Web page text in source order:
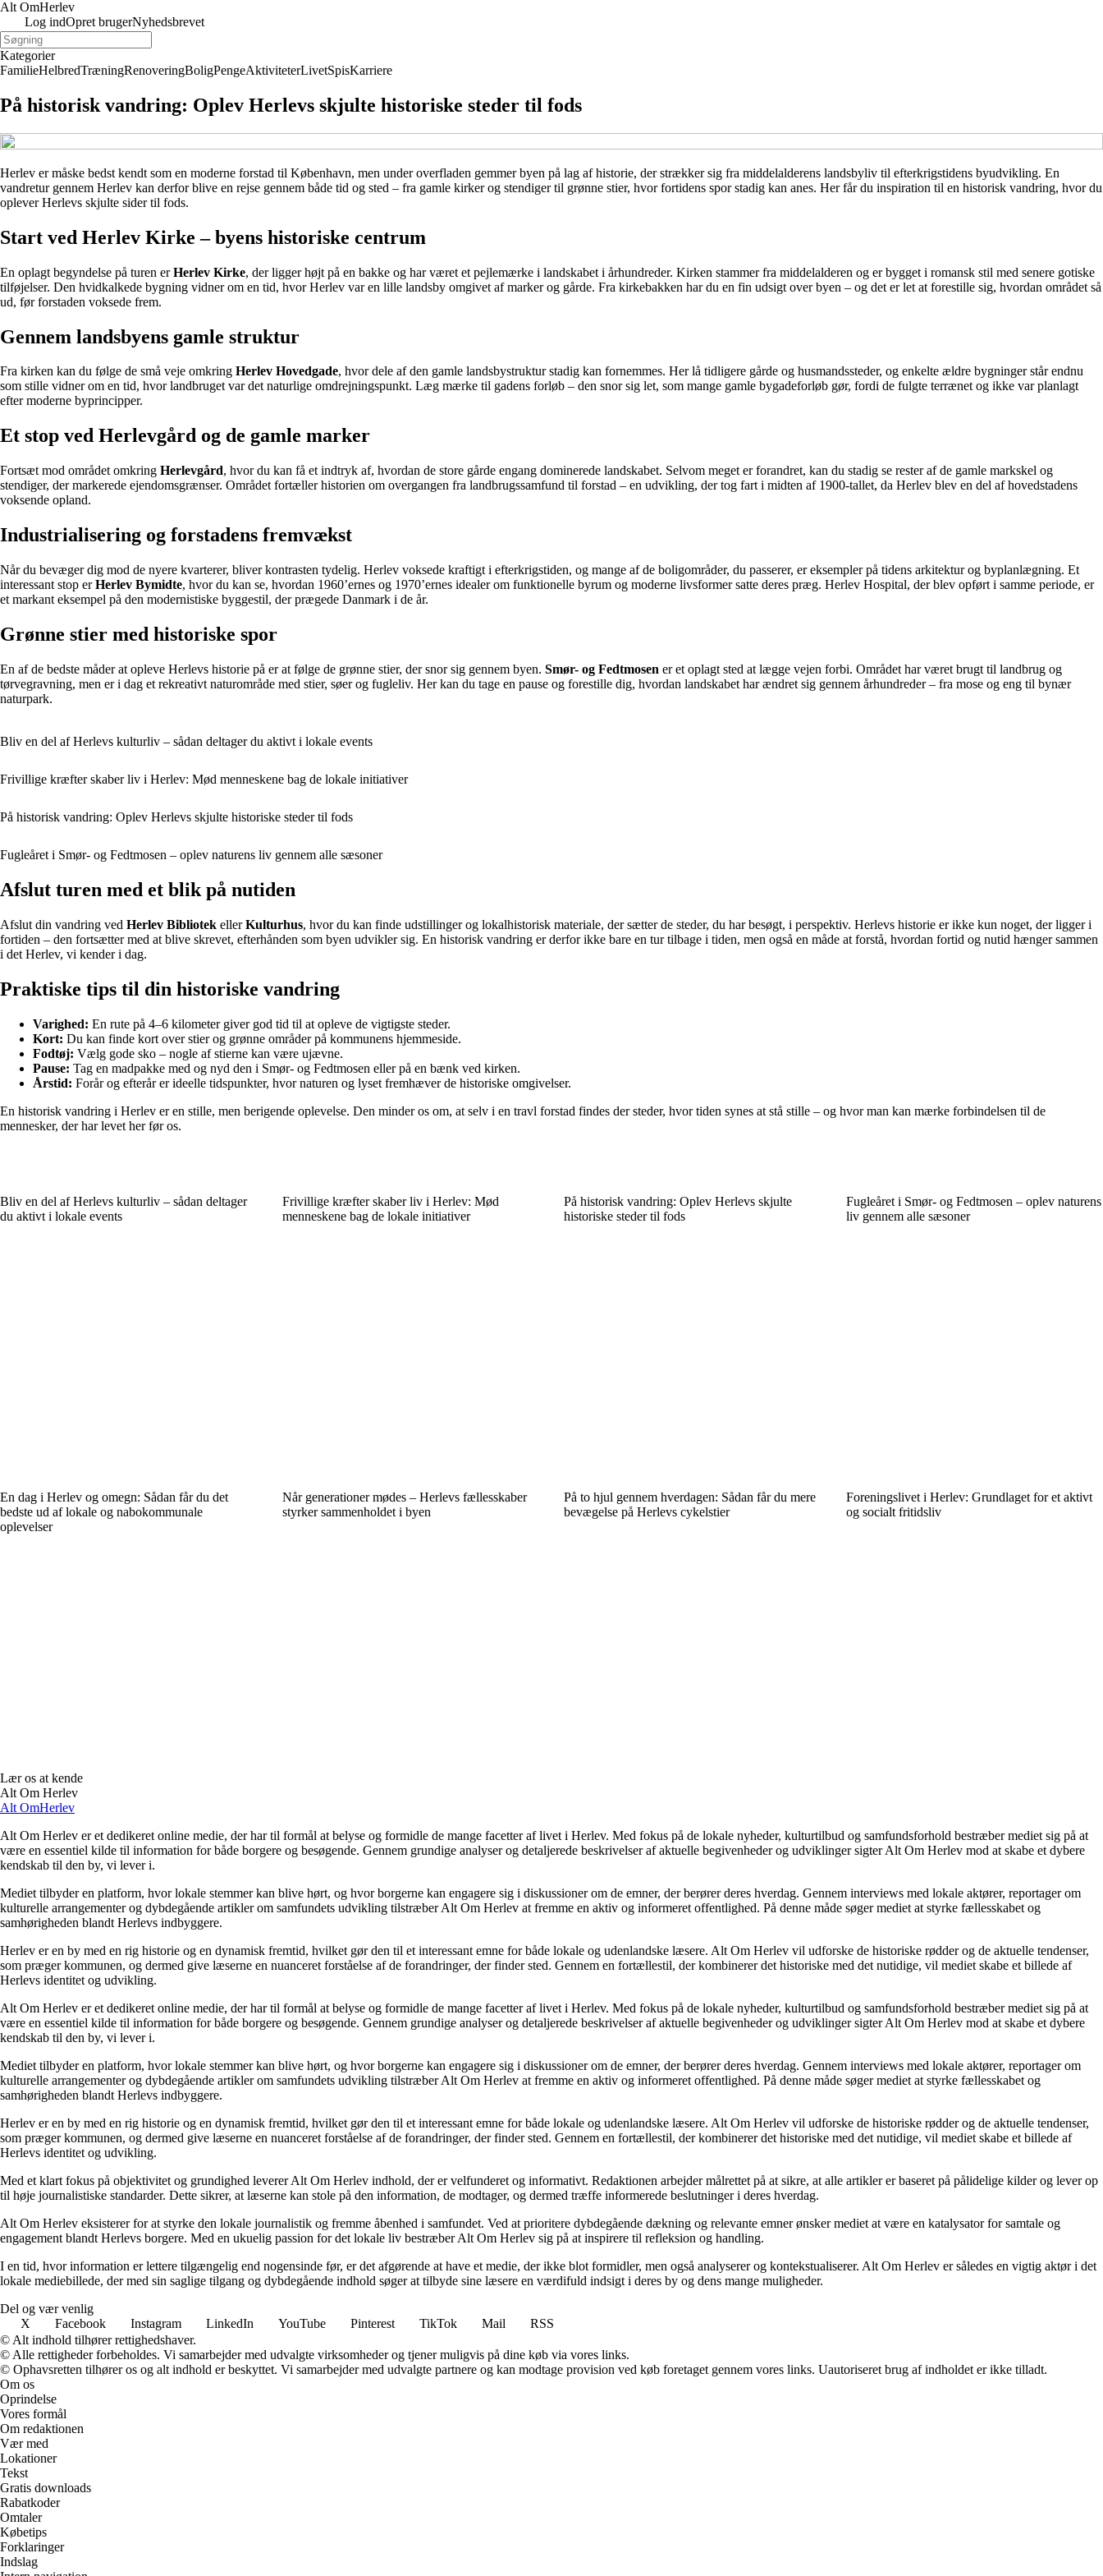
Alt OmHerlev
Log indOpret brugerNyhedsbrevet
Kategorier
FamilieHelbredTræningRenoveringBoligPengeAktiviteterLivetSpisKarriere
På historisk vandring: Oplev Herlevs skjulte historiske steder til fods
Herlev er måske bedst kendt som en moderne forstad til København, men under overfladen gemmer byen på lag af historie, der strækker sig fra middelalderens landsbyliv til efterkrigstidens byudvikling. En
vandretur gennem Herlev kan derfor blive en rejse gennem både tid og sted – fra gamle kirker og stendiger til grønne stier, hvor fortidens spor stadig kan anes. Her får du inspiration til en historisk vandring, hvor du
oplever Herlevs skjulte sider til fods.
Start ved Herlev Kirke – byens historiske centrum
En oplagt begyndelse på turen erHerlev Kirke, der ligger højt på en bakke og har været et pejlemærke i landskabet i århundreder. Kirken stammer fra middelalderen og er bygget i romansk stil med senere gotiske
tilføjelser. Den hvidkalkede bygning vidner om en tid, hvor Herlev var en lille landsby omgivet af marker og gårde. Fra kirkebakken har du en fin udsigt over byen – og det er let at forestille sig, hvordan området så
ud, før forstaden voksede frem.
Gennem landsbyens gamle struktur
Fra kirken kan du følge de små veje omkring Herlev Hovedgade, hvor dele af den gamle landsbystruktur stadig kan fornemmes. Her lå tidligere gårde og husmandssteder, og enkelte ældre bygninger står endnu
som stille vidner om en tid, hvor landbruget var det naturlige omdrejningspunkt. Læg mærke til gadens forløb – den snor sig let, som mange gamle bygadeforløb gør, fordi de fulgte terrænet og ikke var planlagt
efter moderne byprincipper.
Et stop ved Herlevgård og de gamle marker
Fortsæt mod området omkring Herlevgård, hvor du kan få et indtryk af, hvordan de store gårde engang dominerede landskabet. Selvom meget er forandret, kan du stadig se rester af de gamle markskel og
stendiger, der markerede ejendomsgrænser. Området fortæller historien om overgangen fra landbrugssamfund til forstad – en udvikling, der tog fart i midten af 1900-tallet, da Herlev blev en del af hovedstadens
voksende opland.
Industrialisering og forstadens fremvækst
Når du bevæger dig mod de nyere kvarterer, bliver kontrasten tydelig. Herlev voksede kraftigt i efterkrigstiden, og mange af de boligområder, du passerer, er eksempler på tidens arkitektur og byplanlægning. Et
interessant stop erHerlev Bymidte, hvor du kan se, hvordan 1960’ernes og 1970’ernes idealer om funktionelle byrum og moderne livsformer satte deres præg. Herlev Hospital, der blev opført i samme periode, er
et markant eksempel på den modernistiske byggestil, der prægede Danmark i de år.
Grønne stier med historiske spor
En af de bedste måder at opleve Herlevs historie på er at følge de grønne stier, der snor sig gennem byen. Smør- og Fedtmosen er et oplagt sted at lægge vejen forbi. Området har været brugt til landbrug og
tørvegravning, men er i dag et rekreativt naturområde med stier, søer og fugleliv. Her kan du tage en pause og forestille dig, hvordan landskabet har ændret sig gennem århundreder – fra mose og eng til bynær
naturpark.
Bliv en del af Herlevs kulturliv – sådan deltager du aktivt i lokale events
Frivillige kræfter skaber liv i Herlev: Mød menneskene bag de lokale initiativer
På historisk vandring: Oplev Herlevs skjulte historiske steder til fods
Fugleåret i Smør- og Fedtmosen – oplev naturens liv gennem alle sæsoner
Afslut turen med et blik på nutiden
Afslut din vandring ved Herlev Bibliotek ellerKulturhus, hvor du kan finde udstillinger og lokalhistorisk materiale, der sætter de steder, du har besøgt, i perspektiv. Herlevs historie er ikke kun noget, der ligger i
fortiden – den fortsætter med at blive skrevet, efterhånden som byen udvikler sig. En historisk vandring er derfor ikke bare en tur tilbage i tiden, men også en måde at forstå, hvordan fortid og nutid hænger sammen
i det Herlev, vi kender i dag.
Praktiske tips til din historiske vandring
Varighed: En rute på 4–6 kilometer giver god tid til at opleve de vigtigste steder.
Kort: Du kan finde kort over stier og grønne områder på kommunens hjemmeside.
Fodtøj: Vælg gode sko – nogle af stierne kan være ujævne.
Pause: Tag en madpakke med og nyd den i Smør- og Fedtmosen eller på en bænk ved kirken.
Årstid: Forår og efterår er ideelle tidspunkter, hvor naturen og lyset fremhæver de historiske omgivelser.
En historisk vandring i Herlev er en stille, men berigende oplevelse. Den minder os om, at selv i en travl forstad findes der steder, hvor tiden synes at stå stille – og hvor man kan mærke forbindelsen til de
mennesker, der har levet her før os.
Bliv en del af Herlevs kulturliv – sådan deltager
du aktivt i lokale events
Frivillige kræfter skaber liv i Herlev: Mød
menneskene bag de lokale initiativer
På historisk vandring: Oplev Herlevs skjulte
historiske steder til fods
Fugleåret i Smør- og Fedtmosen – oplev naturens
liv gennem alle sæsoner
En dag i Herlev og omegn: Sådan får du det
bedste ud af lokale og nabokommunale
oplevelser
Når generationer mødes – Herlevs fællesskaber
styrker sammenholdet i byen
På to hjul gennem hverdagen: Sådan får du mere
bevægelse på Herlevs cykelstier
Foreningslivet i Herlev: Grundlaget for et aktivt
og socialt fritidsliv
Lær os at kende
Alt Om Herlev
Alt OmHerlev
Alt Om Herlev er et dedikeret online medie, der har til formål at belyse og formidle de mange facetter af livet i Herlev. Med fokus på de lokale nyheder, kulturtilbud og samfundsforhold bestræber mediet sig på at
være en essentiel kilde til information for både borgere og besøgende. Gennem grundige analyser og detaljerede beskrivelser af aktuelle begivenheder og udviklinger sigter Alt Om Herlev mod at skabe et dybere
kendskab til den by, vi lever i.
Mediet tilbyder en platform, hvor lokale stemmer kan blive hørt, og hvor borgerne kan engagere sig i diskussioner om de emner, der berører deres hverdag. Gennem interviews med lokale aktører, reportager om
kulturelle arrangementer og dybdegående artikler om samfundets udvikling tilstræber Alt Om Herlev at fremme en aktiv og informeret offentlighed. På denne måde søger mediet at styrke fællesskabet og
samhørigheden blandt Herlevs indbyggere.
Herlev er en by med en rig historie og en dynamisk fremtid, hvilket gør den til et interessant emne for både lokale og udenlandske læsere. Alt Om Herlev vil udforske de historiske rødder og de aktuelle tendenser,
som præger kommunen, og dermed give læserne en nuanceret forståelse af de forandringer, der finder sted. Gennem en fortællestil, der kombinerer det historiske med det nutidige, vil mediet skabe et billede af
Herlevs identitet og udvikling.
Alt Om Herlev er et dedikeret online medie, der har til formål at belyse og formidle de mange facetter af livet i Herlev. Med fokus på de lokale nyheder, kulturtilbud og samfundsforhold bestræber mediet sig på at
være en essentiel kilde til information for både borgere og besøgende. Gennem grundige analyser og detaljerede beskrivelser af aktuelle begivenheder og udviklinger sigter Alt Om Herlev mod at skabe et dybere
kendskab til den by, vi lever i.
Mediet tilbyder en platform, hvor lokale stemmer kan blive hørt, og hvor borgerne kan engagere sig i diskussioner om de emner, der berører deres hverdag. Gennem interviews med lokale aktører, reportager om
kulturelle arrangementer og dybdegående artikler om samfundets udvikling tilstræber Alt Om Herlev at fremme en aktiv og informeret offentlighed. På denne måde søger mediet at styrke fællesskabet og
samhørigheden blandt Herlevs indbyggere.
Herlev er en by med en rig historie og en dynamisk fremtid, hvilket gør den til et interessant emne for både lokale og udenlandske læsere. Alt Om Herlev vil udforske de historiske rødder og de aktuelle tendenser,
som præger kommunen, og dermed give læserne en nuanceret forståelse af de forandringer, der finder sted. Gennem en fortællestil, der kombinerer det historiske med det nutidige, vil mediet skabe et billede af
Herlevs identitet og udvikling.
Med et klart fokus på objektivitet og grundighed leverer Alt Om Herlev indhold, der er velfunderet og informativt. Redaktionen arbejder målrettet på at sikre, at alle artikler er baseret på pålidelige kilder og lever op
til høje journalistiske standarder. Dette sikrer, at læserne kan stole på den information, de modtager, og dermed træffe informerede beslutninger i deres hverdag.
Alt Om Herlev eksisterer for at styrke den lokale journalistik og fremme åbenhed i samfundet. Ved at prioritere dybdegående dækning og relevante emner ønsker mediet at være en katalysator for samtale og
engagement blandt Herlevs borgere. Med en ukuelig passion for det lokale liv bestræber Alt Om Herlev sig på at inspirere til refleksion og handling.
I en tid, hvor information er lettere tilgængelig end nogensinde før, er det afgørende at have et medie, der ikke blot formidler, men også analyserer og kontekstualiserer. Alt Om Herlev er således en vigtig aktør i det
lokale mediebillede, der med sin saglige tilgang og dybdegående indhold søger at tilbyde sine læsere en værdifuld indsigt i deres by og dens mange muligheder.
Del og vær venlig
X
Facebook Instagram LinkedIn YouTube Pinterest TikTok Mail
RSS
© Alt indhold tilhører rettighedshaver.
© Alle rettigheder forbeholdes. Vi samarbejder med udvalgte virksomheder og tjener muligvis på dine køb via vores links.
© Ophavsretten tilhører os og alt indhold er beskyttet. Vi samarbejder med udvalgte partnere og kan modtage provision ved køb foretaget gennem vores links. Uautoriseret brug af indholdet er ikke tilladt.
Om os
Oprindelse
Vores formål
Om redaktionen
Vær med
Lokationer
Tekst
Gratis downloads
Rabatkoder
Omtaler
Købetips
Forklaringer
Indslag